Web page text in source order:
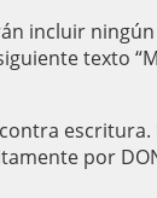
incluir
texto
por